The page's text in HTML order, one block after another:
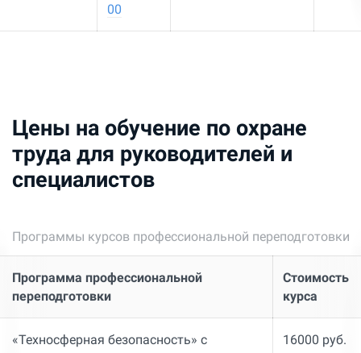
00
Цены на обучение по охране
труда для руководителей и
специалистов
Программы курсов профессиональной переподготовки
Программа профессиональной
переподготовки
Стоимость
курса
«Техносферная безопасность» с
16000 руб.